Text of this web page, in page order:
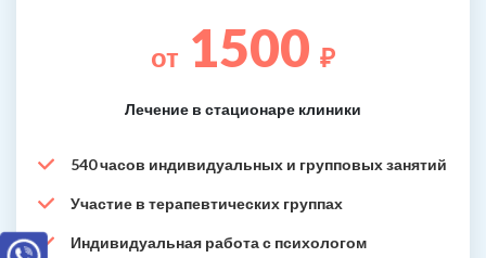
от 1500 ₽
Лечение в стационаре клиники
540 часов индивидуальных и групповых занятий
Участие в терапевтических группах
Индивидуальная работа с психологом